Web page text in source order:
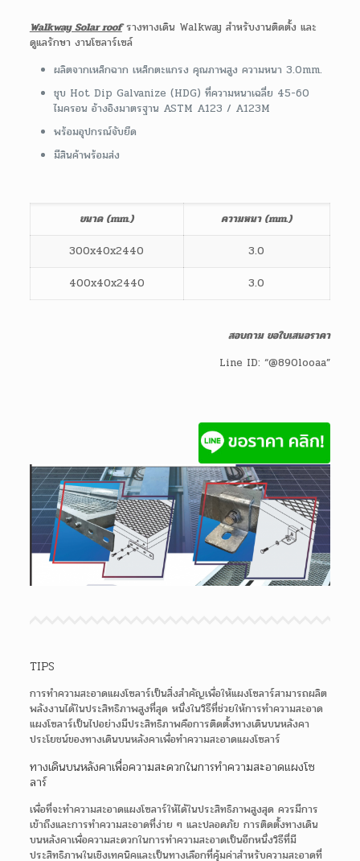
Walkway Solar roofรางทางเดิน Walkway สำหรับงานติดตั้ง และ
ดูแลรักษา งานโซลาร์เซล์
ผลิตจากเหล็กฉาก เหล็กตะแกรง คุณภาพสูง ความหนา 3.0mm.
ชุบ Hot Dip Galvanize (HDG) ที่ความหนาเฉลี่ย 45-60
ไมครอน อ้างอิงมาตรฐาน ASTM A123 / A123M
พร้อมอุปกรณ์จับยึด
มีสินค้าพร้อมส่ง
ขนาด (mm.)
ความหนา (mm.)
300x40x2440
3.0
400x40x2440
3.0
สอบถาม ขอใบเสนอราคา
Line ID: “@890looaa”
TIPS
การทำความสะอาดแผงโซลาร์เป็นสิ่งสำคัญเพื่อให้แผงโซลาร์สามารถผลิต
พลังงานได้ในประสิทธิภาพสูงที่สุด หนึ่งในวิธีที่ช่วยให้การทำความสะอาด
แผงโซลาร์เป็นไปอย่างมีประสิทธิภาพคือการติดตั้งทางเดินบนหลังคา
ประโยชน์ของทางเดินบนหลังคาเพื่อทำความสะอาดแผงโซลาร์
ทางเดินบนหลังคาเพื่อความสะดวกในการทำความสะอาดแผงโซ
ลาร์
เพื่อที่จะทำความสะอาดแผงโซลาร์ให้ได้ในประสิทธิภาพสูงสุด ควรมีการ
เข้าถึงและการทำความสะอาดที่ง่าย ๆ และปลอดภัย การติดตั้งทางเดิน
บนหลังคาเพื่อความสะดวกในการทำความสะอาดเป็นอีกหนึ่งวิธีที่มี
ประสิทธิภาพในเชิงเทคนิคและเป็นทางเลือกที่คุ้มค่าสำหรับความสะอาดที่